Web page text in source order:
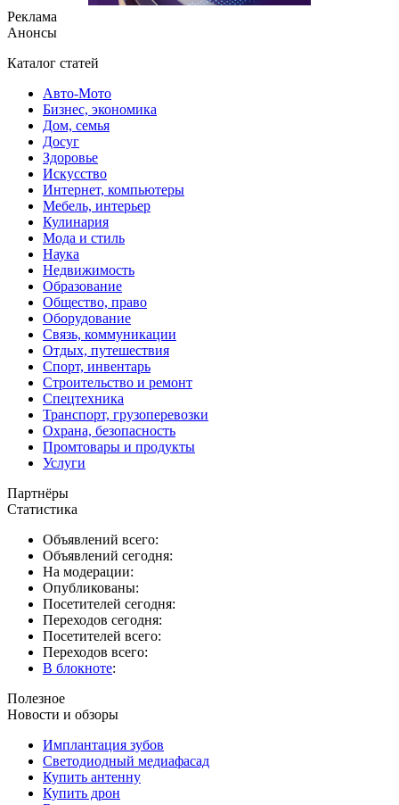
Реклама
Анонсы
Каталог статей
Авто-Мото
Бизнес, экономика
Дом, семья
Досуг
Здоровье
Искусство
Интернет, компьютеры
Мебель, интерьер
Кулинария
Мода и стиль
Наука
Недвижимость
Образование
Общество, право
Оборудование
Связь, коммуникации
Отдых, путешествия
Спорт, инвентарь
Строительство и ремонт
Спецтехника
Транспорт, грузоперевозки
Охрана, безопасность
Промтовары и продукты
Услуги
Партнёры
Статистика
Объявлений всего:
Объявлений сегодня:
На модерации:
Опубликованы:
Посетителей сегодня:
Переходов сегодня:
Посетителей всего:
Переходов всего:
В блокноте:
Полезное
Новости и обзоры
Имплантация зубов
Светодиодный медиафасад
Купить антенну
Купить дрон